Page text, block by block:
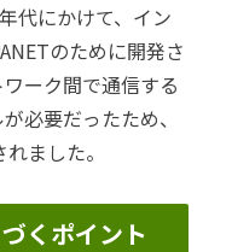
代にかけて、イン
のために開発さ
ーク間で通信する
必要だったため、
ました。
くポイント